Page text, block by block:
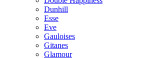
Dunhill
Esse
Eve
Gauloises
Gitanes
Glamour